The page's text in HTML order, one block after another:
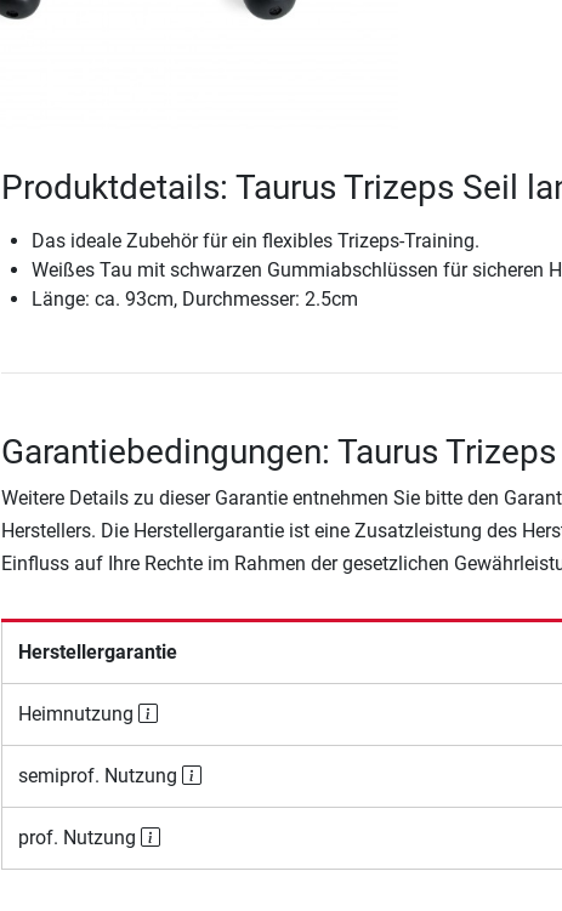
Produktdetails: Taurus Trizeps Seil
Das ideale Zubehör für ein flexibles Trizeps-Training.
Weißes Tau mit schwarzen Gummiabschlüssen für sicheren
Länge: ca. 93cm, Durchmesser: 2.5cm
Garantiebedingungen: Taurus
Weitere Details zu dieser Garantie entnehmen Sie bitte den
Herstellers. Die Herstellergarantie ist eine Zusatzleistung des
Einfluss auf Ihre Rechte im Rahmen der gesetzlichen
Herstellergarantie
Heimnutzung
semiprof. Nutzung
prof. Nutzung